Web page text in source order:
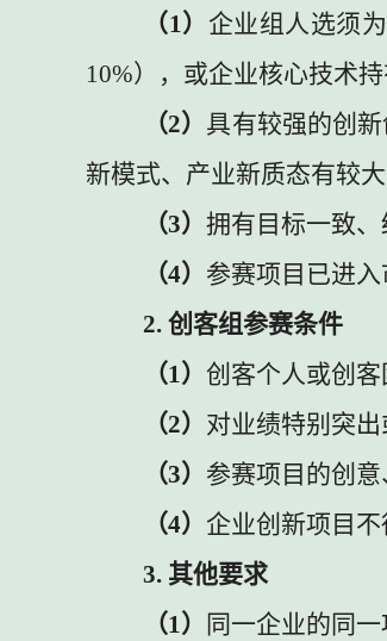
（1） 企业组人选须
10%），或企业核心技术持
（2） 具有较强的创
新模式、产业新质态有较大
（3） 拥有目标一致、
（4） 参赛项目已进
2. 创客组参赛条件
（1） 创客个人或创
（2） 对业绩特别突
（3） 参赛项目的创
（4） 企业创新项目不
3. 其他要求
（1）
同一企业的同